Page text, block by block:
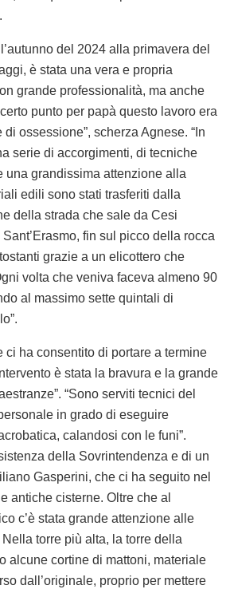
del 2024 alla primavera del
è stata una vera e propria
grande professionalità, ma anche
punto per papà questo lavoro era
ossessione”, scherza Agnese. “In
serie di accorgimenti, di tecniche
una grandissima attenzione alla
edili sono stati trasferiti dalla
della strada che sale da Cesi
fin sul picco della rocca
grazie a un elicottero che
volta che veniva faceva almeno 90
al massimo sette quintali di
ci ha consentito di portare a termine
è stata la bravura e la grande
“Sono serviti tecnici del
in grado di eseguire
calandosi con le funi”.
della Sovrintendenza e di un
Gasperini, che ci ha seguito nel
antiche cisterne. Oltre che al
c’è stata grande attenzione alle
torre più alta, la torre della
alcune cortine di mattoni, materiale
dall’originale, proprio per mettere